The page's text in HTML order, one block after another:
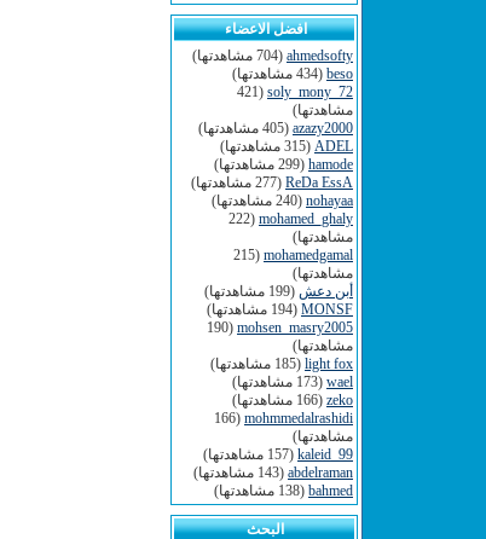
افضل الاعضاء
ahmedsofty (704 مشاهدتها)
beso (434 مشاهدتها)
soly_mony_72
(421
مشاهدتها)
azazy2000 (405 مشاهدتها)
ADEL (315 مشاهدتها)
hamode (299 مشاهدتها)
ReDa EssA (277 مشاهدتها)
nohayaa (240 مشاهدتها)
mohamed_ghaly
(222
مشاهدتها)
mohamedgamal
(215
مشاهدتها)
أبن دعش (199 مشاهدتها)
MONSF (194 مشاهدتها)
mohsen_masry2005
(190
مشاهدتها)
light fox (185 مشاهدتها)
wael (173 مشاهدتها)
zeko (166 مشاهدتها)
mohmmedalrashidi
(166
مشاهدتها)
kaleid_99 (157 مشاهدتها)
abdelraman (143 مشاهدتها)
bahmed (138 مشاهدتها)
البحث